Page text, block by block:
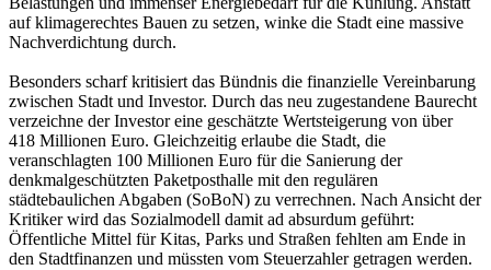
auf klimagerechtes Bauen zu setzen, winke die Stadt eine massive
Nachverdichtung durch.
Besonders scharf kritisiert das Bündnis die finanzielle Vereinbarung
zwischen Stadt und Investor. Durch das neu zugestandene Baurecht
verzeichne der Investor eine geschätzte Wertsteigerung von über
418 Millionen Euro. Gleichzeitig erlaube die Stadt, die
veranschlagten 100 Millionen Euro für die Sanierung der
denkmalgeschützten Paketposthalle mit den regulären
städtebaulichen Abgaben (SoBoN) zu verrechnen. Nach Ansicht der
Kritiker wird das Sozialmodell damit ad absurdum geführt:
Öffentliche Mittel für Kitas, Parks und Straßen fehlten am Ende in
den Stadtfinanzen und müssten vom Steuerzahler getragen werden.